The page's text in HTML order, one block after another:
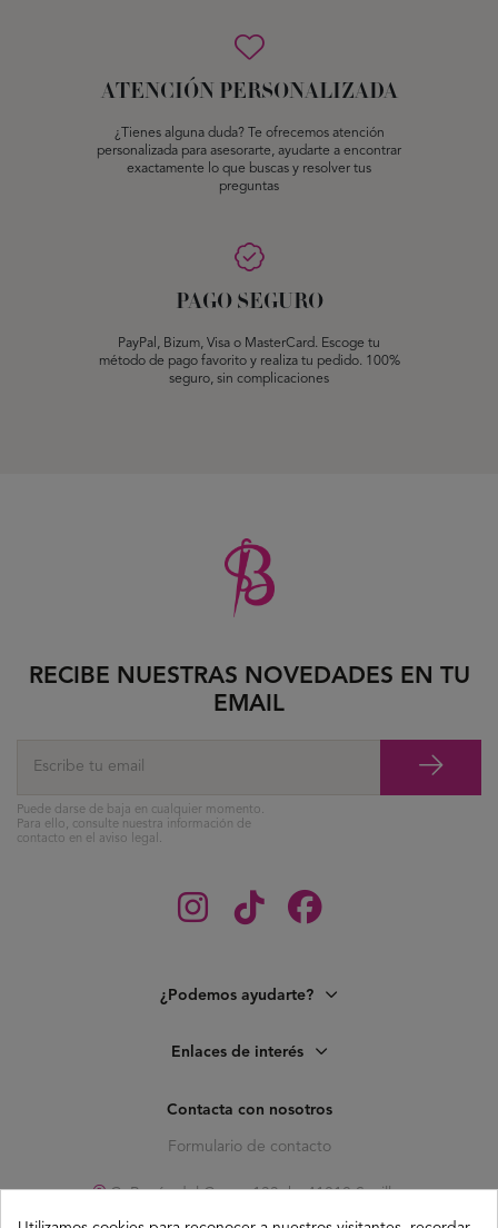
ATENCIÓN PERSONALIZADA
¿Tienes alguna duda? Te ofrecemos atención
personalizada para asesorarte, ayudarte a encontrar
exactamente lo que buscas y resolver tus
preguntas
PAGO SEGURO
PayPal, Bizum, Visa o MasterCard. Escoge tu
método de pago favorito y realiza tu pedido. 100%
seguro, sin complicaciones
¿Podemos ayudarte?
Enlaces de interés
Contacta con nosotros
Formulario de contacto
C. Pagés del Corro, 133, b, 41010 Sevilla
RECIBE NUESTRAS NOVEDADES EN TU
EMAIL
Puede darse de baja en cualquier momento.
Para ello, consulte nuestra información de
contacto en el aviso legal.